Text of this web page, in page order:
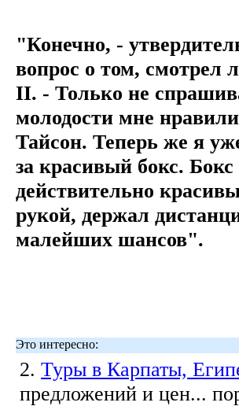
"Конечно, -
вопрос о том, смотрел
II. - Только не
молодости мне
Тайсон. Теперь же я
за красивый бокс.
действительно
рукой, держал
малейших шансов".
Это интересно:
2. Туры в Карпаты,
предложений и цен...